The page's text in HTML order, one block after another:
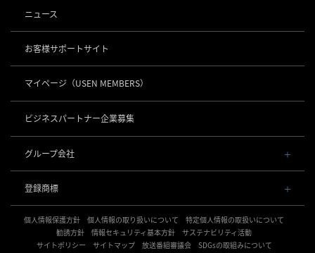
社長メッセージ
事業所一覧
店舗DX
グループ会社
POSレジ 他
USENレジ
USENセルフレジ
USENレジTAB HEALTHCARE
USEN ハンディ
USEN Mobile Order
USEN Tablet Order
USEN Order & Pay
USEN My Menu Premium
キャッシュレス決済
USEN PAY
USEN PAY QR
KettyBot Pro（配膳）
PuduBot2（配膳）
BellaBot Pro（配膳）
PUDU T300（運搬）
PUDU CC1（清掃）
KLEENBOT C30（清掃）
集客・予約
USEN SMART RESERVE
ヒトサラ
サロン向け予約システム
「USEN RESERVE BEAUTY」
⁩音楽配信
USEN MUSIC Entertainment
OTORAKU -音・楽-
CM録音機能つきBGM
海外店舗BGM
通信
USEN AIR UNLIMITED
USEN AIR
USEN光
USEN PHONE
防犯カメラ
USEN Camera
お役立ち情報
ニュース
お客様サポートサイト
マイページ （USEN MEMBERS）
ビジネスパートナー企業募集
グループ会社
USEN & U-NEXT GROUP
株式会社 U-NEXT HOLDINGS
登録商標
登録第７０２６８８０号
登録第６６５８３１３号
登録第６６１８６０３号
個人情報保護方針 個人情報の取り扱いについて
特定個人情報の取扱いについて
勧誘方針
情報セキュリティ基本方針
サステナビリティ活動
サイトポリシー
サイトマップ 放送番組審議会
SDGsの取組みについて